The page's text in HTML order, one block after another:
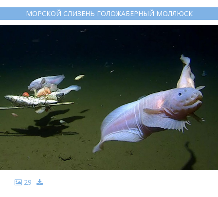
МОРСКОЙ СЛИЗЕНЬ ГОЛОЖАБЕРНЫЙ МОЛЛЮСК
29